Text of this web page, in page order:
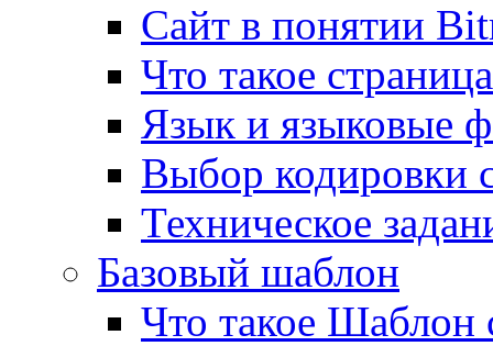
Сайт в понятии
Что такое страница
Язык и языковые
Выбор кодировки
Техническое
Базовый шаблон
Что такое Шаблон